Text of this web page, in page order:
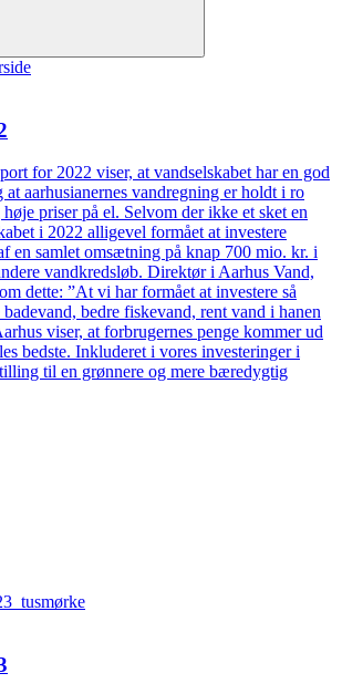
for 2022 viser, at vandselskabet har en god
aarhusianernes vandregning er holdt i ro
priser på el. Selvom der ikke et sket en
i 2022 alligevel formået at investere
en samlet omsætning på knap 700 mio. kr. i
vandkredsløb. Direktør i Aarhus Vand,
dette: ”At vi har formået at investere så
bedre fiskevand, rent vand i hanen
viser, at forbrugernes penge kommer ud
bedste. Inkluderet i vores investeringer i
til en grønnere og mere bæredygtig